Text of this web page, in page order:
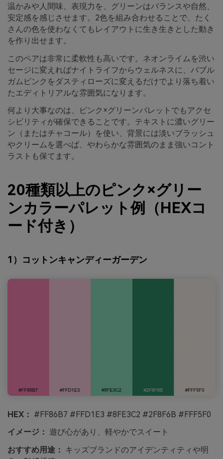
温かみや人間味、表現力を、グリーンはバランスや自然、
安定感を感じさせます。2色を組み合わせることで、たく
さんの色を使わなくてもレイアウトに生き生きとした動き
を作り出せます。
このペアは非常に柔軟性も高いです。ネオンライムを渋い
セージに変えればナイトライフからウェルネスに、バブル
ガムピンクをダスティローズに変えるだけでより落ち着い
たエディトリアルな雰囲気になります。
何より大事なのは、ピンク×グリーンパレットでもアクセ
シビリティが確保できることです。テキストに濃いグリー
ン（またはチャコール）を使い、背景には淡いブラッシュ
やクリームを選べば、やわらかな雰囲気のまま強いコント
ラストも保てます。
20種類以上のピンク×グリー
ンカラーパレット例（HEXコ
ード付き）
1）コットンキャンディーガーデン
HEX： #FF86B7 #FFD1E3 #8FE3C2 #2F8F6B #FFF5F0
イメージ： 遊び心があり、軽やかでスイート
おすすめ用途： キッズブランドのアイデンティティや明